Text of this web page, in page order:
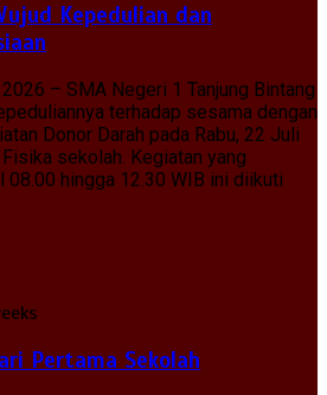
Kepedulian dan
– SMA Negeri 1 Tanjung Bintang
terhadap sesama dengan
Donor Darah pada Rabu, 22 Juli
sekolah. Kegiatan yang
08.00 hingga 12.30 WIB ini diikuti
Pertama Sekolah